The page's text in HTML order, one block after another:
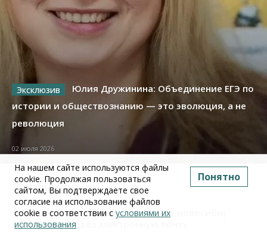
Юлия Дружинина: Объединение ЕГЭ по
истории и обществознанию — это эволюция, а не
революция
02 июля 2026
Про Бизнес
Бизнес Право&Порядок ПроБизнес
Злоумышленники опять атакуют новосибирские
компании через электронную почту
На нашем сайте используются файлы
cookie. Продолжая пользоваться
сайтом, Вы подтверждаете свое
согласие на использование файлов
cookie в соответствии с условиями их
использования
Понятно